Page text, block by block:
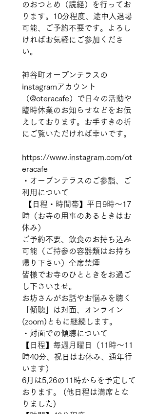
のおつとめ（読経）を行ってお
ります。10分程度、途中入退場
可能、ご予約不要です。よろし
ければお気軽にご参加くださ
い。
神谷町オープンテラスの
instagramアカウント
（@oteracafe）で日々の活動や
臨時休業のお知らせなどをお伝
えしております。お手すきの折
にご覧いただければ幸いです。
https://www.instagram.com/ot
eracafe
・オープンテラスのご参詣、ご
利用について
時（お寺の用事のあるときはお
休み）
ご予約不要、飲食のお持ち込み
可能（ご持参の容器類はお持ち
帰り下さい）全席禁煙
皆様でお寺のひとときをお過ご
し下さいませ。
お坊さんがお話やお悩みを聴く
「傾聴」は対面、オンライン
(zoom)ともに継続します。
・対面での傾聴について
【日程】毎週月曜日（11時〜11
時40分、祝日はお休み、通年行
います）
6月は5,26の11時からを予定して
おります。 (他日程は満席とな
りました)